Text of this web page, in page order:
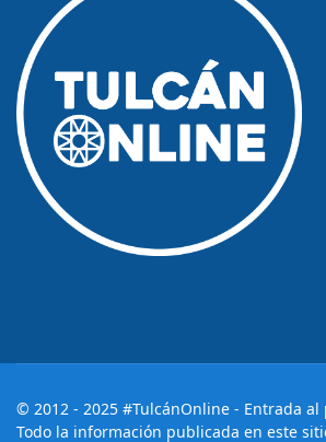
© 2012 - 2025 #TulcánOnline - Entrada al
Todo la información publicada en este